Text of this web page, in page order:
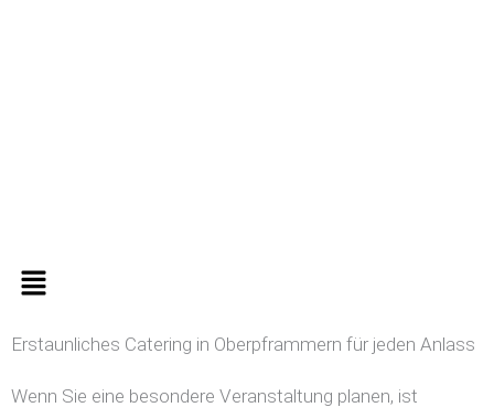
Menü
Erstaunliches Catering in Oberpframmern für jeden Anlass
Wenn Sie eine besondere Veranstaltung planen, ist